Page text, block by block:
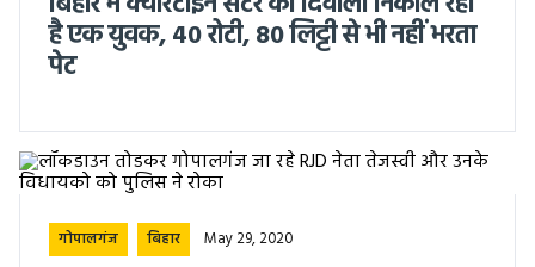
है एक युवक, 40 रोटी, 80 लिट्टी से भी नहीं भरता
पेट
गोपालगंज बिहार May 29, 2020